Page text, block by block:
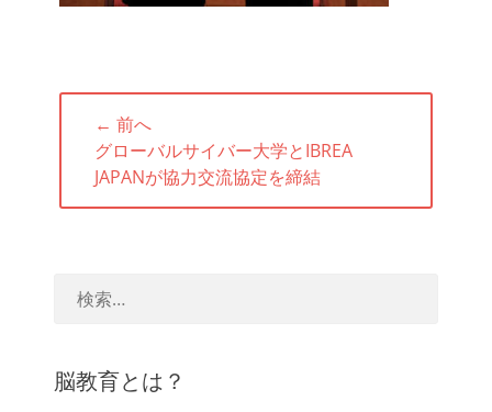
投
ゲ
ョ
← 前へ
前
の
投
グローバルサイバー大学とIBREA
JAPANが協力交流協定を締結
脳教育とは？